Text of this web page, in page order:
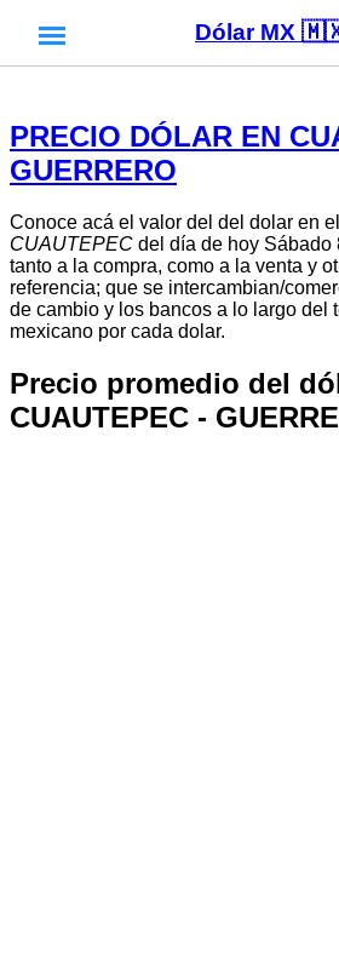
Dólar MX
PRECIO DÓLAR EN
GUERRERO
Conoce acá el valor del del dolar en
CUAUTEPEC del día de hoy Sábado
tanto a la compra, como a la venta y
referencia; que se intercambian/
de cambio y los bancos a lo largo del
mexicano por cada dolar.
Precio promedio del
CUAUTEPEC -